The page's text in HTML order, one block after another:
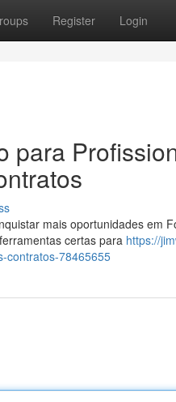
Register Login
para
mais oportunidades em
certas para https://
contratos-78465655